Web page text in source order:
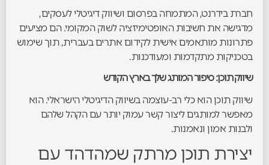
חברת בידרנט, המתמחה בפרסום ושיווק דיגיטלי לעסקים,
מדגישה את חשיבות האופטימיזציה לשוק המקומי. הם מציעים
פתרונות מותאמים אישית לקידום אתרים בעברית, תוך שימוש
בטכניקות מתקדמות ומעודכנות.
שיווק תוכן: סיפור המותג שלך בארץ הקודש
שיווק תוכן הוא כלי רב-עוצמה בשיווק הדיגיטלי הישראלי. הוא
מאפשר למותגים ליצור קשר עמוק יותר עם הקהל שלהם
ולבנות אמון ונאמנות.
יצירת תוכן מרתק שמהדהד עם